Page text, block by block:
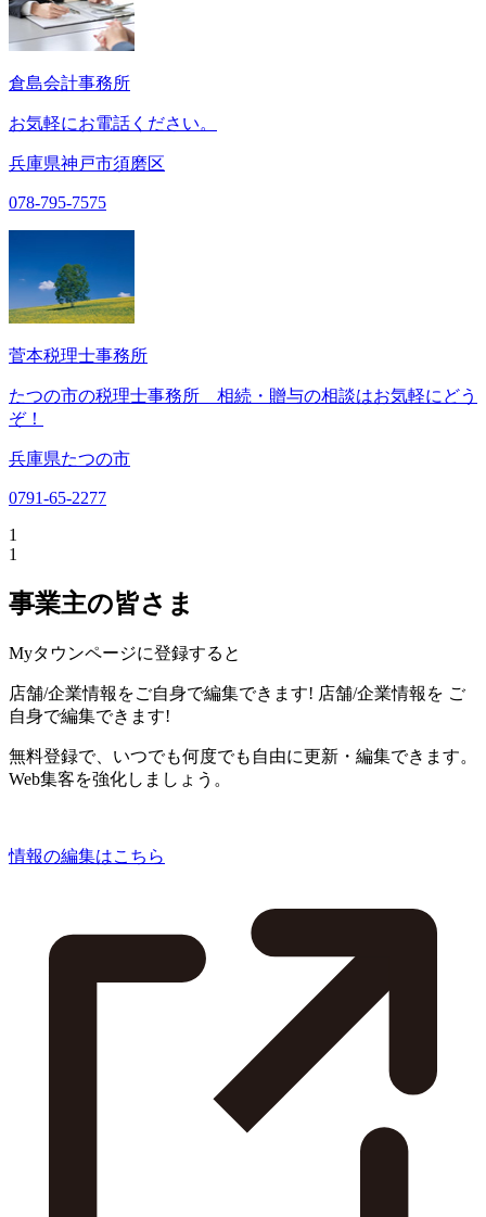
倉島会計事務所
お気軽にお電話ください。
兵庫県神戸市須磨区
078-795-7575
菅本税理士事務所
たつの市の税理士事務所 相続・贈与の相談はお気軽にどう
ぞ！
兵庫県たつの市
0791-65-2277
1
1
事業主の皆さま
Myタウンページに登録すると
店舗/企業情報をご自身で編集できます! 店舗/企業情報を ご
自身で編集できます!
無料登録で、いつでも何度でも自由に更新・編集できます。
Web集客を強化しましょう。
情報の編集はこちら